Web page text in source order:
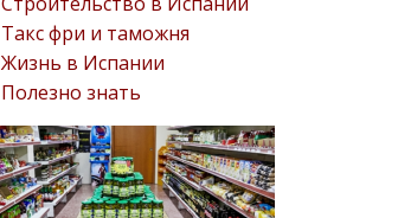
Такс фри и таможня
Жизнь в Испании
Полезно знать